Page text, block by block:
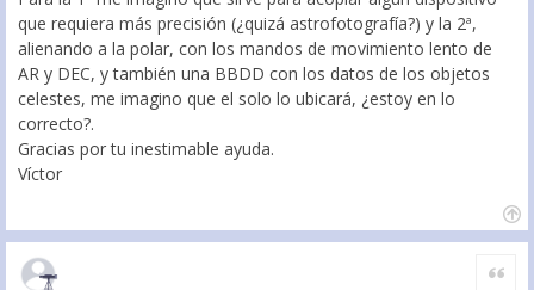
que requiera más precisión (¿quizá astrofotografía?) y la 2ª,
alienando a la polar, con los mandos de movimiento lento de
AR y DEC, y también una BBDD con los datos de los objetos
celestes, me imagino que el solo lo ubicará, ¿estoy en lo
correcto?.
Gracias por tu inestimable ayuda.
Víctor
Citar